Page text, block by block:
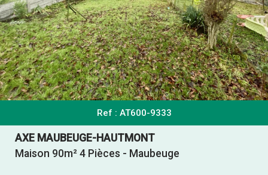
Ref : AT600-9333
AXE MAUBEUGE-HAUTMONT
Maison 90m² 4 Pièces - Maubeuge